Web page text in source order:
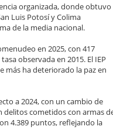
organizada, donde obtuvo
Luis Potosí y Colima
de la media nacional.
en 2025, con 417
observada en 2015. El IEP
más ha deteriorado la paz en
a 2024, con un cambio de
delitos cometidos con armas
4.389 puntos, reflejando la